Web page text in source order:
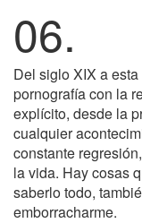
06.
Del siglo XIX a
pornografía con la
explícito, desde la
cualquier
constante
la vida. Hay cosas
saberlo todo,
emborracharme.